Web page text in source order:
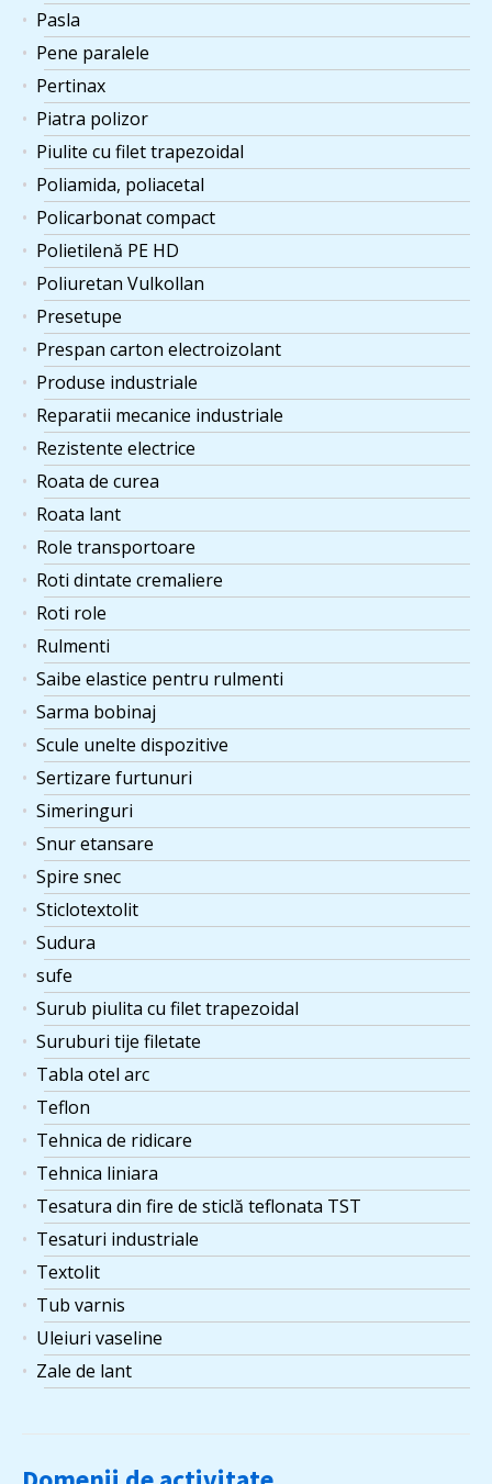
Pasla
Pene paralele
Pertinax
Piatra polizor
Piulite cu filet trapezoidal
Poliamida, poliacetal
Policarbonat compact
Polietilenă PE HD
Poliuretan Vulkollan
Presetupe
Prespan carton electroizolant
Produse industriale
Reparatii mecanice industriale
Rezistente electrice
Roata de curea
Roata lant
Role transportoare
Roti dintate cremaliere
Roti role
Rulmenti
Saibe elastice pentru rulmenti
Sarma bobinaj
Scule unelte dispozitive
Sertizare furtunuri
Simeringuri
Snur etansare
Spire snec
Sticlotextolit
Sudura
sufe
Surub piulita cu filet trapezoidal
Suruburi tije filetate
Tabla otel arc
Teflon
Tehnica de ridicare
Tehnica liniara
Tesatura din fire de sticlă teflonata TST
Tesaturi industriale
Textolit
Tub varnis
Uleiuri vaseline
Zale de lant